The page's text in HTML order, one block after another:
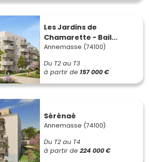
Les Jardins de
Chamarette - Bail...
Annemasse (74100)
Du T2 au T3
à partir de 157 000 €
Sérénaé
Annemasse (74100)
Du T2 au T4
à partir de 224 000 €